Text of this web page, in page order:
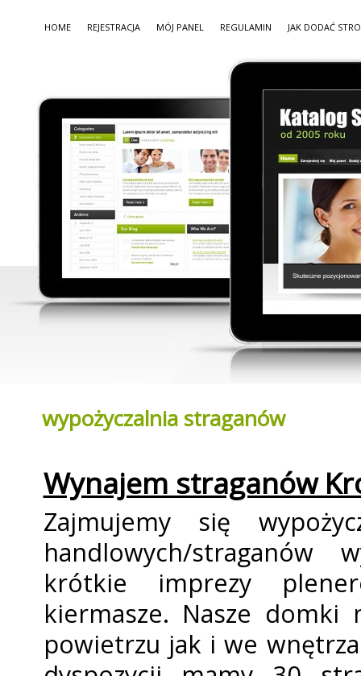
HOME REJESTRACJA MÓJ PANEL REGULAMIN JAK DODAĆ
wypożyczalnia straganów
Wynajem straganów
Zajmujemy się
handlowych/straganów
krótkie imprezy
kiermasze. Nasze domki
powietrzu jak i we